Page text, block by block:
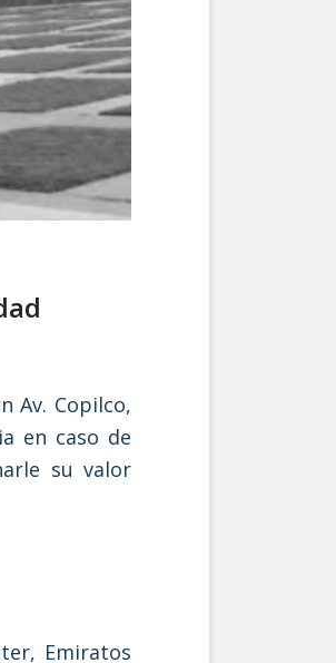
Av. Copilco,
en caso de
su valor
Emiratos